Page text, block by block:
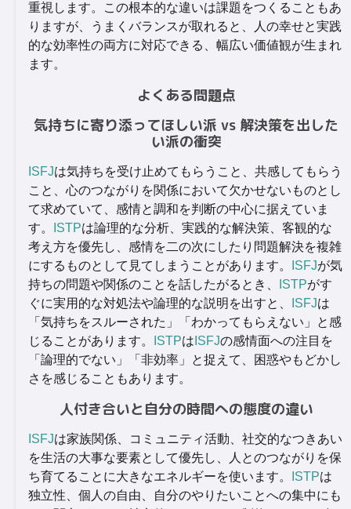
重視します。この根本的な違いは課題をつくることもあ
りますが、うまくバランスが取れると、人の幸せと実践
的な効率性の両方に対応できる、幅広い価値観が生まれ
ます。
よくある問題点
気持ちに寄り添ってほしい派 vs 解決策を出した
い派の衝突
ISFJは気持ちを受け止めてもらうこと、共感してもらう
こと、心のつながりを関係において欠かせないものとし
て求めていて、感情と調和を判断の中心に据えていま
す。
ISTPは論理的な分析、実践的な解決策、客観的な
考え方を優先し、感情を二の次にしたり問題解決を複雑
にするものとして見てしまうことがあります。
ISFJが気
持ちの問題や関係のことを話したがるとき、
ISTPがす
ぐに実用的な対処法や論理的な説明を出すと、
ISFJは
「気持ちをスルーされた」「わかってもらえない」と感
じることがあります。
ISTPは ISFJの感情面への注目を
「論理的でない」「非効率」と捉えて、困惑やもどかし
さを感じることもあります。
人付き合いと自分の時間への態度の違い
ISFJは家族関係、コミュニティ活動、社交的なつきあい
を生活の大事な要素として優先し、人とのつながりを保
ち育てることに大きなエネルギーを使います。
ISTPは
独立性、個人の自由、自分のやりたいことへの集中にも